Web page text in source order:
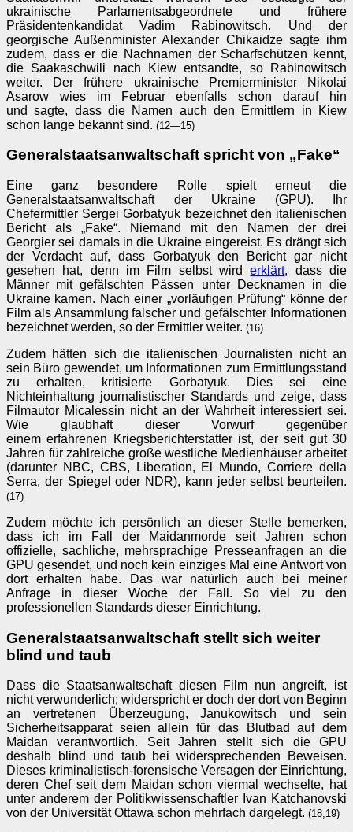
ukrainische Parlamentsabgeordnete und frühere
Präsidentenkandidat Vadim Rabinowitsch. Und der
georgische Außenminister Alexander Chikaidze sagte ihm
zudem, dass er die Nachnamen der Scharfschützen kennt,
die Saakaschwili nach Kiew entsandte, so Rabinowitsch
weiter. Der frühere ukrainische Premierminister Nikolai
Asarow wies im Februar ebenfalls schon darauf hin
und sagte, dass die Namen auch den Ermittlern in Kiew
schon lange bekannt sind. (12—15)
Generalstaatsanwaltschaft spricht von „Fake“
Eine ganz besondere Rolle spielt erneut die
Generalstaatsanwaltschaft der Ukraine (GPU). Ihr
Chefermittler Sergei Gorbatyuk bezeichnet den italienischen
Bericht als „Fake“. Niemand mit den Namen der drei
Georgier sei damals in die Ukraine eingereist. Es drängt sich
der Verdacht auf, dass Gorbatyuk den Bericht gar nicht
gesehen hat, denn im Film selbst wirderklärt, dass die
Männer mit gefälschten Pässen unter Decknamen in die
Ukraine kamen. Nach einer „vorläufigen Prüfung“ könne der
Film als Ansammlung falscher und gefälschter Informationen
bezeichnet werden, so der Ermittler weiter. (16)
Zudem hätten sich die italienischen Journalisten nicht an
sein Büro gewendet, um Informationen zum Ermittlungsstand
zu erhalten, kritisierte Gorbatyuk. Dies sei eine
Nichteinhaltung journalistischer Standards und zeige, dass
Filmautor Micalessin nicht an der Wahrheit interessiert sei.
Wie glaubhaft dieser Vorwurf gegenüber
einem erfahrenen Kriegsberichterstatter ist, der seit gut 30
Jahren für zahlreiche große westliche Medienhäuser arbeitet
(darunter NBC, CBS, Liberation, El Mundo, Corriere della
Serra, der Spiegel oder NDR), kann jeder selbst beurteilen.
(17)
Zudem möchte ich persönlich an dieser Stelle bemerken,
dass ich im Fall der Maidanmorde seit Jahren schon
offizielle, sachliche, mehrsprachige Presseanfragen an die
GPU gesendet, und noch kein einziges Mal eine Antwort von
dort erhalten habe. Das war natürlich auch bei meiner
Anfrage in dieser Woche der Fall. So viel zu den
professionellen Standards dieser Einrichtung.
Generalstaatsanwaltschaft stellt sich weiter
blind und taub
Dass die Staatsanwaltschaft diesen Film nun angreift, ist
nicht verwunderlich; widerspricht er doch der dort von Beginn
an vertretenen Überzeugung, Janukowitsch und sein
Sicherheitsapparat seien allein für das Blutbad auf dem
Maidan verantwortlich. Seit Jahren stellt sich die GPU
deshalb blind und taub bei widersprechenden Beweisen.
Dieses kriminalistisch-forensische Versagen der Einrichtung,
deren Chef seit dem Maidan schon viermal wechselte, hat
unter anderem der Politikwissenschaftler Ivan Katchanovski
von der Universität Ottawa schon mehrfach dargelegt. (18,19)